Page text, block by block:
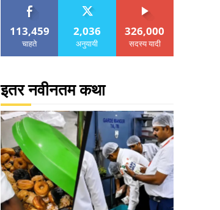
113,459
चाहते
2,036
अनुयायी
326,000
सदस्य यादी
इतर नवीनतम कथा